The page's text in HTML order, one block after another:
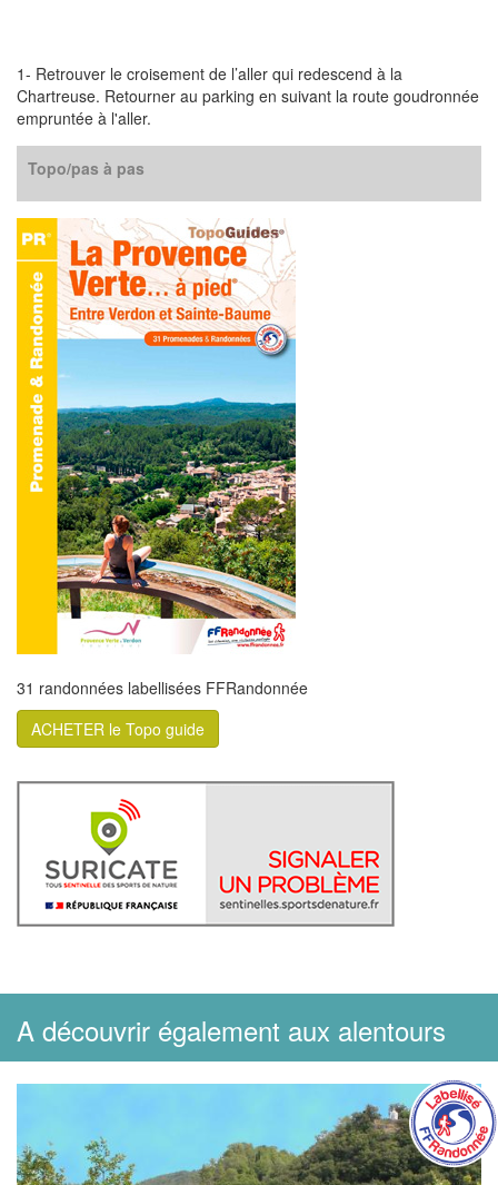
1- Retrouver le croisement de l’aller qui redescend à la
Chartreuse. Retourner au parking en suivant la route goudronnée
empruntée à l'aller.
Topo/pas à pas
31 randonnées labellisées FFRandonnée
ACHETER le Topo guide
A découvrir également aux alentours